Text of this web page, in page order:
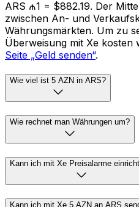
ARS ₼1 = $882.19. Der
zwischen An- und
Währungsmärkten. Um zu
Überweisung mit Xe kosten
Seite „Geld senden“.
Wie viel ist 5 AZN in ARS?
Wie rechnet man Währungen um?
Kann ich mit Xe Preisalarme
Kann ich mit Xe 5 AZN an ARS